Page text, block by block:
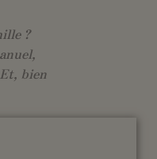
?
bien